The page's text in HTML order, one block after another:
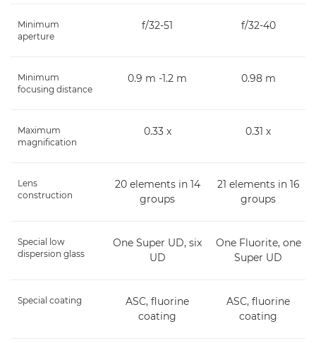
Minimum
aperture
f/32-51 f/32-40
Minimum
focusing distance
0.9 m -1.2 m 0.98 m
Maximum
magnification
0.33 x 0.31 x
Lens
construction
20 elements in 14
groups
21 elements in 16
groups
Special low
dispersion glass
One Super UD, six
UD
One Fluorite, one
Super UD
Special coating
ASC, fluorine
coating
ASC, fluorine
coating